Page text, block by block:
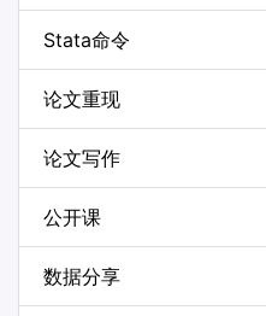
Stata命令
论文重现
论文写作
公开课
数据分享